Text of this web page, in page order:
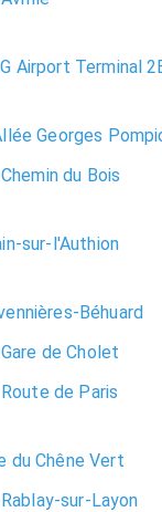
Airport Terminal
Georges
du Bois
sur-l'Authion
Béhuard
de Cholet
de Paris
du Chêne Vert
sur-Layon